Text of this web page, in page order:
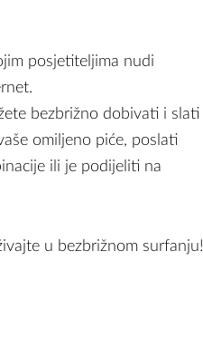
posjetiteljima nudi
bezbrižno dobivati i slati
omiljeno piće, poslati
ili je podijeliti na
u bezbrižnom surfanju!